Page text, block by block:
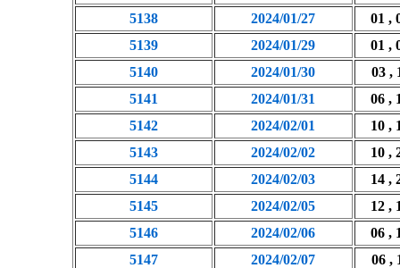
5138
2024/01/27
01 ,
5139
2024/01/29
01 ,
5140
2024/01/30
03 ,
5141
2024/01/31
06 ,
5142
2024/02/01
10 ,
5143
2024/02/02
10 ,
5144
2024/02/03
14 ,
5145
2024/02/05
12 ,
5146
2024/02/06
06 ,
5147
2024/02/07
06 ,